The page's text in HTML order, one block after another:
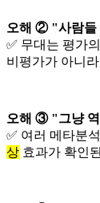
오해 ② "사람들
✅ 무대는 평가
비평가가 아니
오해 ③ "그냥 역
✅ 여러 메타분
상 효과가 확인